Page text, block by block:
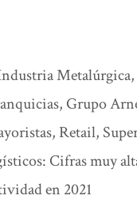
Metalúrgica,
, Grupo
, Retail,
Cifras muy
en 2021